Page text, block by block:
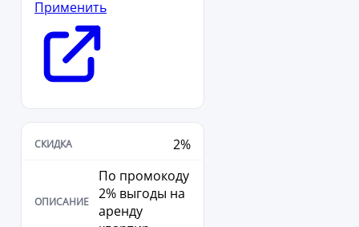
Применить
2%
По промокоду
2% выгоды на
аренду